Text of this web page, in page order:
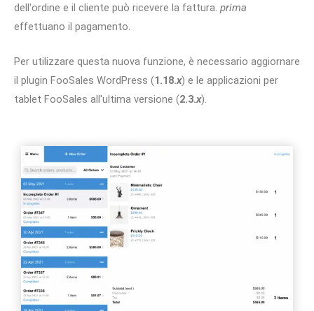
dell'ordine e il cliente può ricevere la fattura. prima
effettuano il pagamento.
Per utilizzare questa nuova funzione, è necessario aggiornare
il plugin FooSales WordPress (1.18.x) e le applicazioni per
tablet FooSales all'ultima versione (2.3.x).